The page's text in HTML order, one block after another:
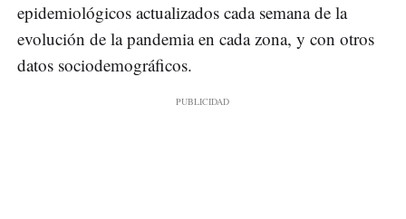
epidemiológicos actualizados cada semana de la
evolución de la pandemia en cada zona, y con otros
datos sociodemográficos.